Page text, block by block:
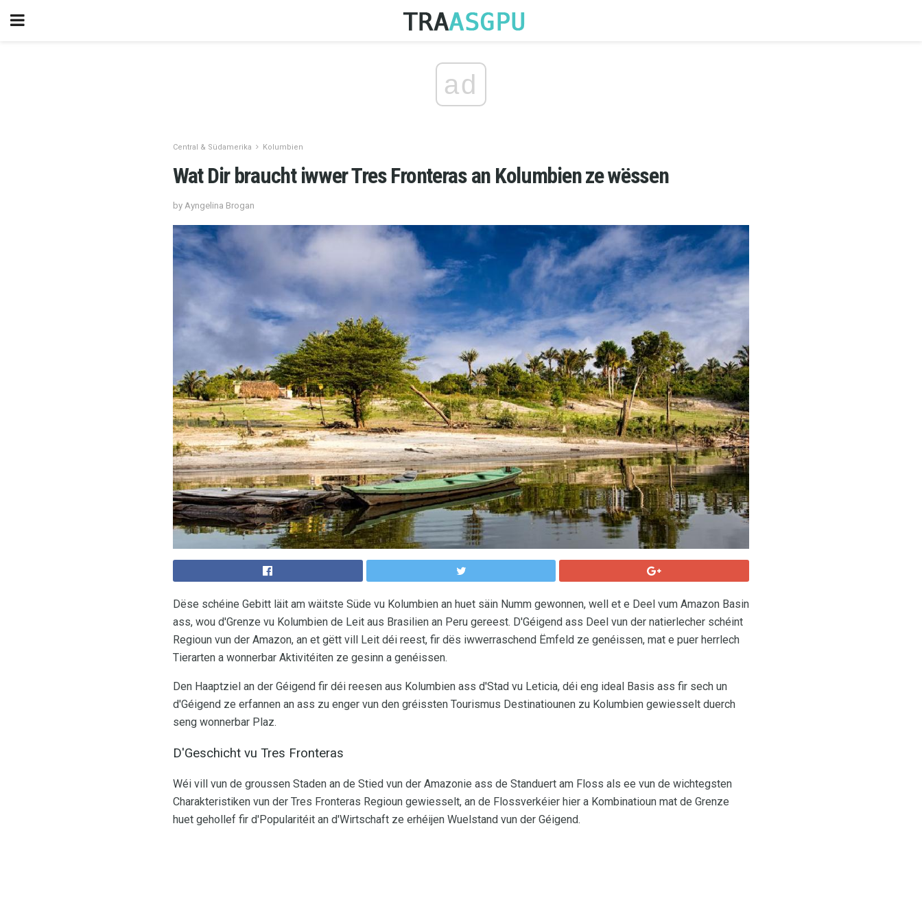
ad
Central & Südamerika Kolumbien
Wat Dir braucht iwwer Tres Fronteras an Kolumbien ze wëssen
by Ayngelina Brogan
Dëse schéine Gebitt läit am wäitste Süde vu Kolumbien an huet säin Numm gewonnen, well et e Deel vum Amazon Basin
ass, wou d'Grenze vu Kolumbien de Leit aus Brasilien an Peru gereest. D'Géigend ass Deel vun der natierlecher schéint
Regioun vun der Amazon, an et gëtt vill Leit déi reest, fir dës iwwerraschend Ëmfeld ze genéissen, mat e puer herrlech
Tierarten a wonnerbar Aktivitéiten ze gesinn a genéissen.
Den Haaptziel an der Géigend fir déi reesen aus Kolumbien ass d'Stad vu Leticia, déi eng ideal Basis ass fir sech un
d'Géigend ze erfannen an ass zu enger vun den gréissten Tourismus Destinatiounen zu Kolumbien gewiesselt duerch
seng wonnerbar Plaz.
D'Geschicht vu Tres Fronteras
Wéi vill vun de groussen Staden an de Stied vun der Amazonie ass de Standuert am Floss als ee vun de wichtegsten
Charakteristiken vun der Tres Fronteras Regioun gewiesselt, an de Flossverkéier hier a Kombinatioun mat de Grenze
huet gehollef fir d'Popularitéit an d'Wirtschaft ze erhéijen Wuelstand vun der Géigend.